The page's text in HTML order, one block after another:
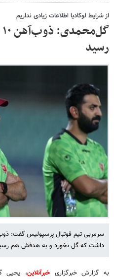
از شرایط لوکادیا اطلاعات زیادی نداریم
رسید
سرمربی تیم فوتبال پرسپولیس گفت:
داشت که گل نخورد و به هدفش هم
به گزارش خبرگزاریخبرآنلاین، یحیی